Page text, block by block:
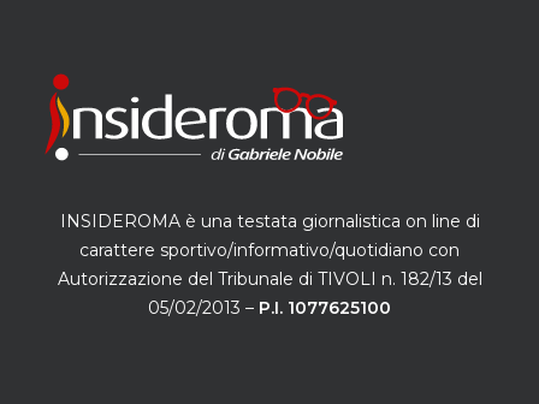
INSIDEROMA è una testata giornalistica on line di
carattere sportivo/informativo/quotidiano con
Autorizzazione del Tribunale di TIVOLI n. 182/13 del
05/02/2013 – P.I. 1077625100